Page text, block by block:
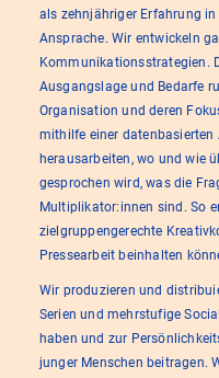
als zehnjähriger Erfahrung
Ansprache. Wir entwickeln
Kommunikationsstrategien.
Ausgangslage und Bedarfe
Organisation und deren
mithilfe einer datenbasierten
herausarbeiten, wo und wie
gesprochen wird, was die
Multiplikator:innen sind. So
zielgruppengerechte
Pressearbeit beinhalten
Wir produzieren und
Serien und mehrstufige
haben und zur
junger Menschen beitragen.